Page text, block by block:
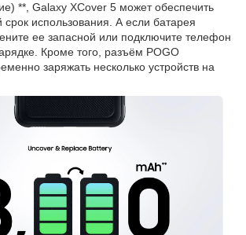
**, Galaxy XCover 5 может обеспечить
использования. А если батарея
ее запасной или подключите телефон
Кроме того, разъём POGO
заряжать несколько устройств на